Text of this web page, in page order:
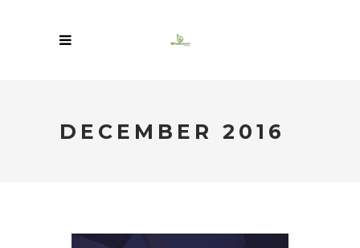
DECEMBER 2016